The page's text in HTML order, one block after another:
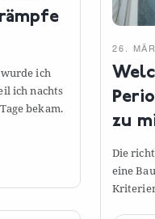
ich
ich nachts
bekam.
26.
zu
Die
eine